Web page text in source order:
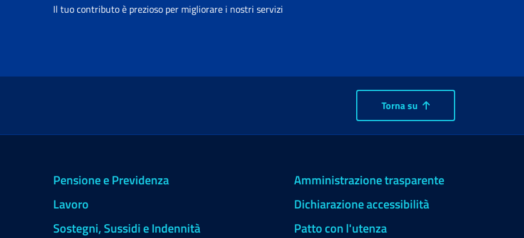
Il tuo contributo è prezioso per migliorare i nostri servizi
Torna su
Pensione e Previdenza
Lavoro
Sostegni, Sussidi e Indennità
Amministrazione trasparente
Dichiarazione accessibilità
Patto con l'utenza